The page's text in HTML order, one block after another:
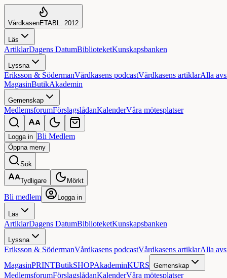
VårdkasenETABL. 2012
Läs
ArtiklarDagens DatumBiblioteketKunskapsbanken
Lyssna
Eriksson & SödermanVårdkasens podcastVårdkasens artiklarAlla
MagasinButikAkademin
Gemenskap
MedlemsforumFörslagslådanKalenderVåra mötesplatser
Logga in Bli Medlem
Öppnameny
Sök
Tydligare Mörkt
Bli medlem Logga in
Läs
ArtiklarDagens DatumBiblioteketKunskapsbanken
Lyssna
Eriksson & SödermanVårdkasens podcastVårdkasens artiklarAlla
MagasinPRINTButikSHOPAkademinKURS Gemenskap
MedlemsforumFörslagslådanKalenderVåra mötesplatser